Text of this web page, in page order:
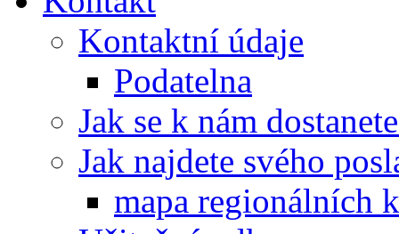
Kontaktní údaje
Podatelna
Jak se k nám
Jak najdete svého
mapa regionálních